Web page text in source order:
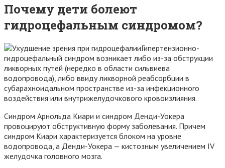
Почему дети болеют
гидроцефальным синдромом?
Гипертензионно-
гидроцефальный синдром возникает либо из-за обструкции
ликворных путей (нередко в области сильвиева
водопровода), либо ввиду ликворной реабсорбции в
субарахноидальном пространстве из-за инфекционного
воздействия или внутрижелудочкового кровоизлияния.
Синдром Арнольда Киари и синдром Денди-Уокера
провоцируют обструктивную форму заболевания. Причем
синдром Киари характеризуется блоком на уровне
водопровода, а Денди-Уокера — кистозным увеличением IV
желудочка головного мозга.